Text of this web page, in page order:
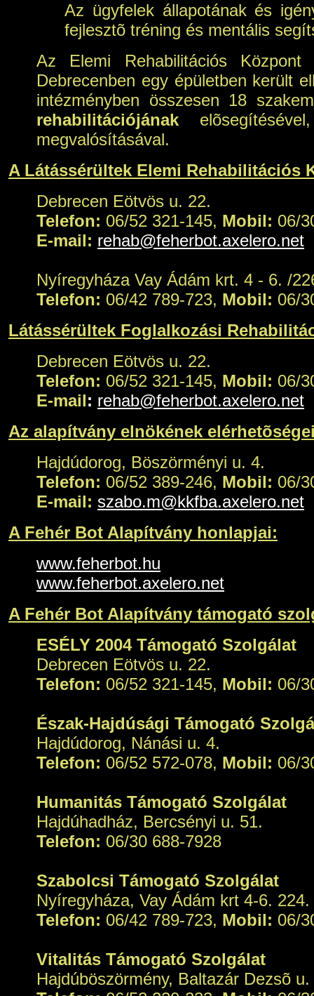
Az ügyfelek állapotának és
fejlesztõ tréning és mentális
Az Elemi Rehabilitációs
Debrecenben egy épületben került
intézményben összesen 18
rehabilitációjának
megvalósításával.
A Látássérültek Elemi Rehabilitációs
Debrecen Eötvös u. 22.
Telefon: 06/52 321-145, Mobil: 06/
E-mail: rehab@feherbot.axelero.net
Nyíregyháza Vay Ádám krt. 4 - 6. /
Telefon: 06/42 789-723, Mobil: 06/
Látássérültek Foglalkozási
Debrecen Eötvös u. 22.
Telefon: 06/52 321-145, Mobil: 06/
E-mail: rehab@feherbot.axelero.net
Az alapítvány elnökének
Hajdúdorog, Böszörményi u. 4.
Telefon: 06/52 389-246, Mobil: 06/
E-mail: szabo.m@kkfba.axelero.net
A Fehér Bot Alapítvány honlapjai:
www.feherbot.hu
www.feherbot.axelero.net
A Fehér Bot Alapítvány támogató
ESÉLY 2004 Támogató Szolgálat
Debrecen Eötvös u. 22.
Telefon: 06/52 321-145, Mobil: 06/
Észak-Hajdúsági Támogató
Hajdúdorog, Nánási u. 4.
Telefon: 06/52 572-078, Mobil: 06/
Humanitás Támogató Szolgálat
Hajdúhadház, Bercsényi u. 51.
Telefon: 06/30 688-7928
Szabolcsi Támogató Szolgálat
Nyíregyháza, Vay Ádám krt 4-6. 224.
Telefon: 06/42 789-723, Mobil: 06/
Vitalitás Támogató Szolgálat
Hajdúböszörmény, Baltazár Dezsõ